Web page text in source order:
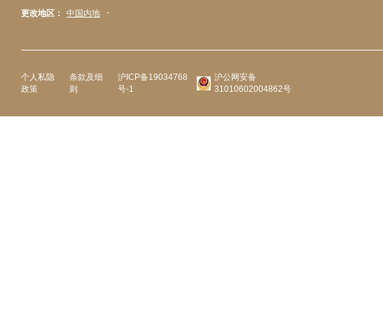
更改地区： 中国内地
个人私隐
政策
条款及细
则
沪ICP备19034768
号-1
沪公网安备
31010602004862号